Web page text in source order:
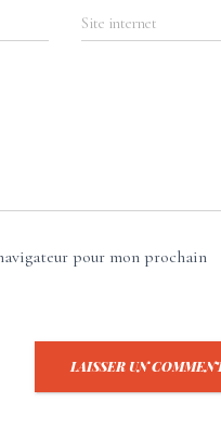
Site internet
pour mon prochain